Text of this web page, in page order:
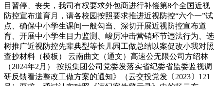
目暂停、丧失，我司有权要求外包商进行补偿第8个全国近视
防控宣布道育月，请各校园按照要求推进近视防控“六个一”试
点、确保中小学生课间一般勾当、深切开展近视防控宣布道
育、开展中小学生目力监测、峻厉冲击营销环节违法行为、选
树推广近视防控先辈典型等长儿园工做总结以案促改小我对照
查抄材料（模板） 云南曲文（通文）高速公无限公司方绍林
（2024年2月） 按照集团公司党委发落实省纪委省监委监视调
研反馈看法整改工做方案的通知》（云交投党发〔2023〕121